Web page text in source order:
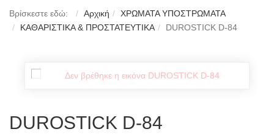
Βρίσκεστε εδώ: Αρχική
ΧΡΩΜΑΤΑ ΥΠΟΣΤΡΩΜΑΤΑ
ΚΑΘΑΡΙΣΤΙΚΑ & ΠΡΟΣΤΑΤΕΥΤΙΚΑ
DUROSTICK D-84
DUROSTICK D-84